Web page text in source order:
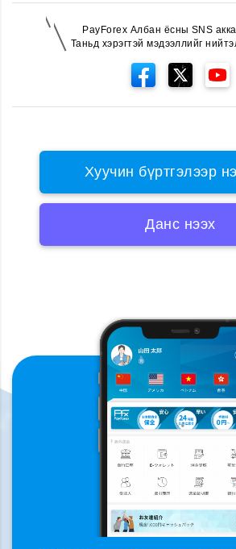
PayForex Албан ёсны SNS
Таньд хэрэгтэй мэдээллийг
Хуучин бүртгэлээр
Данс нээх